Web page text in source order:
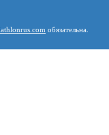
обязательна.